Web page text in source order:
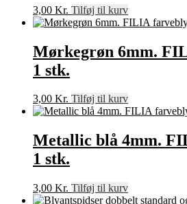
3,00 Kr. Tilføj til kurv
Mørkegrøn 6mm.
1 stk.
3,00 Kr. Tilføj til kurv
Metallic blå 4mm.
1 stk.
3,00 Kr. Tilføj til kurv